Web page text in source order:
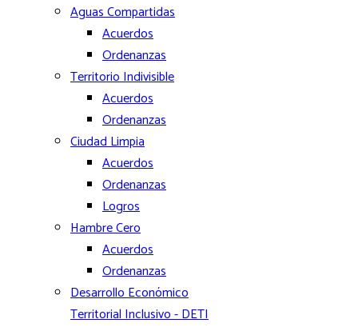
Aguas Compartidas
Acuerdos
Ordenanzas
Territorio Indivisible
Acuerdos
Ordenanzas
Ciudad Limpia
Acuerdos
Ordenanzas
Logros
Hambre Cero
Acuerdos
Ordenanzas
Desarrollo Económico
Territorial Inclusivo - DETI